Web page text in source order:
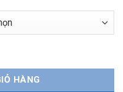
hãng số lượng
HÀNG